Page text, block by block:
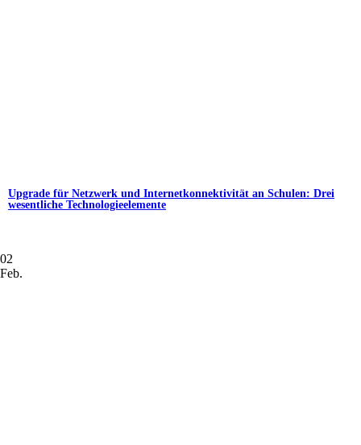
Upgrade für Netzwerk und Internetkonnektivität an Schulen: Drei
wesentliche Technologieelemente
02
Feb.